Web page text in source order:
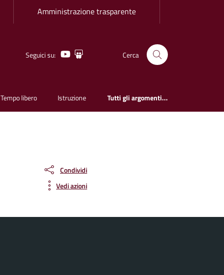
Amministrazione trasparente
Seguici su: YoutubeSlideshare Cerca
Tempo libero Istruzione Tutti gli argomenti...
Condividi
Vedi azioni